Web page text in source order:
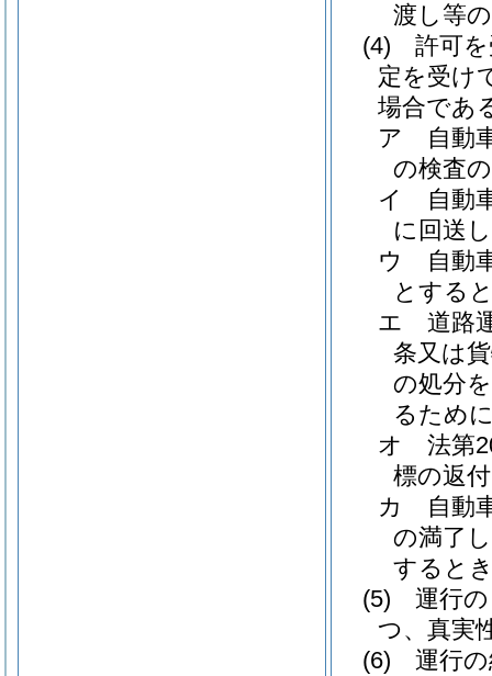
渡し等
(4)
許可
定を受け
場合であ
ア
自動
の検査
イ
自動
に回送
ウ
自動
とする
エ
道路
条又は
の処分
るため
オ
法第
標の返
カ
自動
の満了
すると
(5)
運行
つ、真実
(6)
運行